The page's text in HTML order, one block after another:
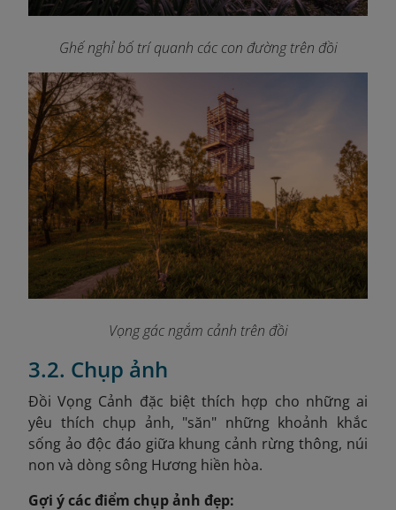
Ghế nghỉ bố trí quanh các con đường trên đồi
Vọng gác ngắm cảnh trên đồi
3.2. Chụp ảnh
Đồi Vọng Cảnh đặc biệt thích hợp cho những ai
yêu thích chụp ảnh, "săn" những khoảnh khắc
sống ảo độc đáo giữa khung cảnh rừng thông, núi
non và dòng sông Hương hiền hòa.
Gợi ý các điểm chụp ảnh đẹp: